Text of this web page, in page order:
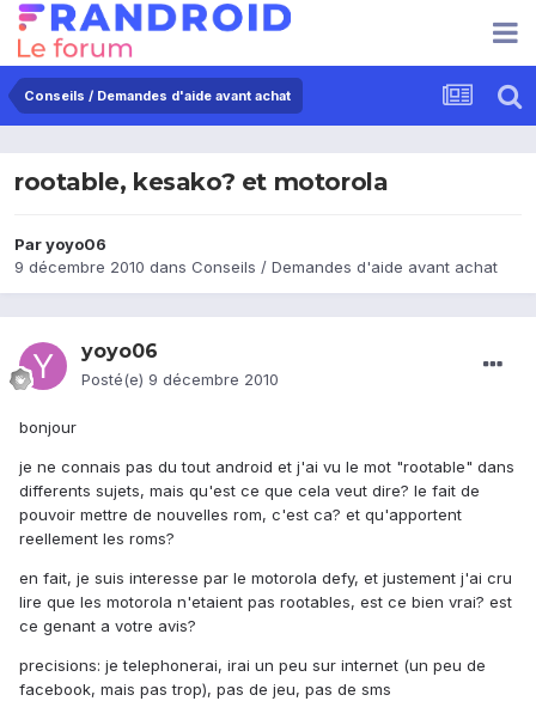
Conseils / Demandes d'aide avant achat
rootable, kesako? et motorola
Paryoyo06
9 décembre 2010 dans Conseils / Demandes d'aide avant achat
yoyo06
Posté(e) 9 décembre 2010
bonjour
je ne connais pas du tout android et j'ai vu le mot "rootable" dans
differents sujets, mais qu'est ce que cela veut dire? le fait de
pouvoir mettre de nouvelles rom, c'est ca? et qu'apportent
reellement les roms?
en fait, je suis interesse par le motorola defy, et justement j'ai cru
lire que les motorola n'etaient pas rootables, est ce bien vrai? est
ce genant a votre avis?
precisions: je telephonerai, irai un peu sur internet (un peu de
facebook, mais pas trop), pas de jeu, pas de sms